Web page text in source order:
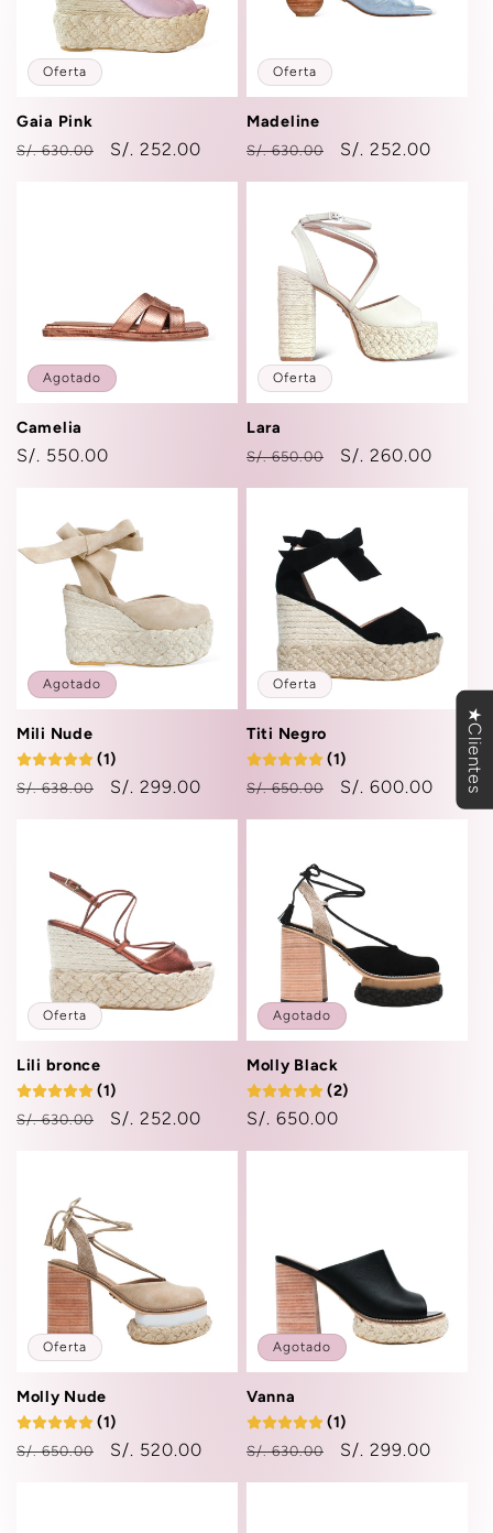
Oferta
Gaia Pink
Precio
S/. 630.00
Precio
S/. 252.00
Oferta
Madeline
Precio
S/. 630.00
Precio
S/. 252.00
Agotado
Camelia
Precio
S/. 550.00
Oferta
Lara
Precio
S/. 650.00
Precio
S/. 260.00
Agotado
Mili Nude
(1)
Precio
S/. 638.00
Precio
S/. 299.00
Oferta
Titi Negro
(1)
Precio
S/. 650.00
Precio
S/. 600.00
Oferta
Lili bronce
(1)
Precio
S/. 630.00
Precio
S/. 252.00
Agotado
Molly Black
(2)
Precio
S/. 650.00
Oferta
Molly Nude
(1)
Precio
S/. 650.00
Precio
S/. 520.00
Agotado
Vanna
(1)
Precio
S/. 630.00
Precio
S/. 299.00
★Clientes